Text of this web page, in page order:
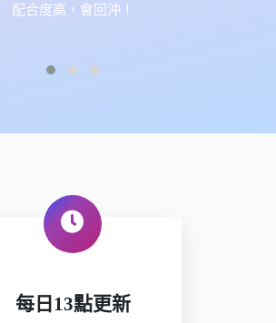
配合度高，會回沖！
每日13點更新